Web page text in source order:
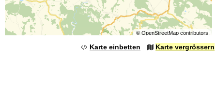
© OpenStreetMapcontributors.
Karte einbetten Karte vergrössern